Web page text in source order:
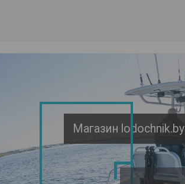
Магазин lodochnik.by